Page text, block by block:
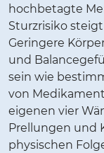
hochbetagte
Sturzrisiko
Geringere
und
sein wie
von
eigenen vier
Prellungen und
physischen